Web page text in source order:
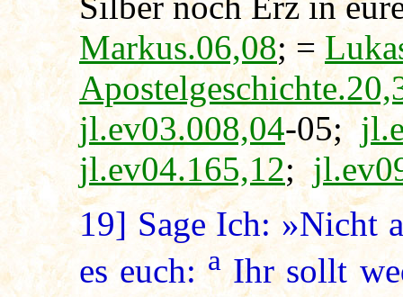
Markus.06,08; =
jl.ev03.008,04-05;
jl.ev04.165,12;
19] Sage Ich: »Nicht
es euch:aIhr sollt